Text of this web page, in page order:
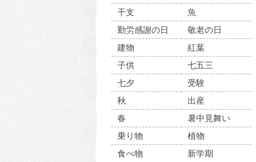
干支
魚
勤労感謝の日
敬老の日
建物
紅葉
子供
七五三
七夕
受験
秋
出産
春
暑中見舞い
乗り物
植物
食べ物
新学期